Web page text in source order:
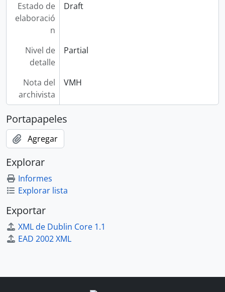
Estado de
elaboració
n
Draft
Nivel de
detalle
Partial
Nota del
archivista
VMH
Portapapeles
Agregar
Explorar
Informes
Explorar lista
Exportar
XML de Dublin Core 1.1
EAD 2002 XML